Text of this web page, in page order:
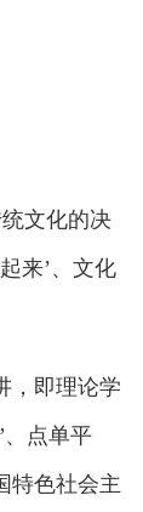
文化的决
来’、文化
，即理论学
、点单平
特色社会主